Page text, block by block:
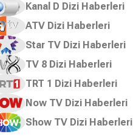
Kanal D Dizi Haberleri
ATV Dizi Haberleri
Star TV Dizi Haberleri
TV 8 Dizi Haberleri
TRT 1 Dizi Haberleri
Now TV Dizi Haberleri
Show TV Dizi Haberleri